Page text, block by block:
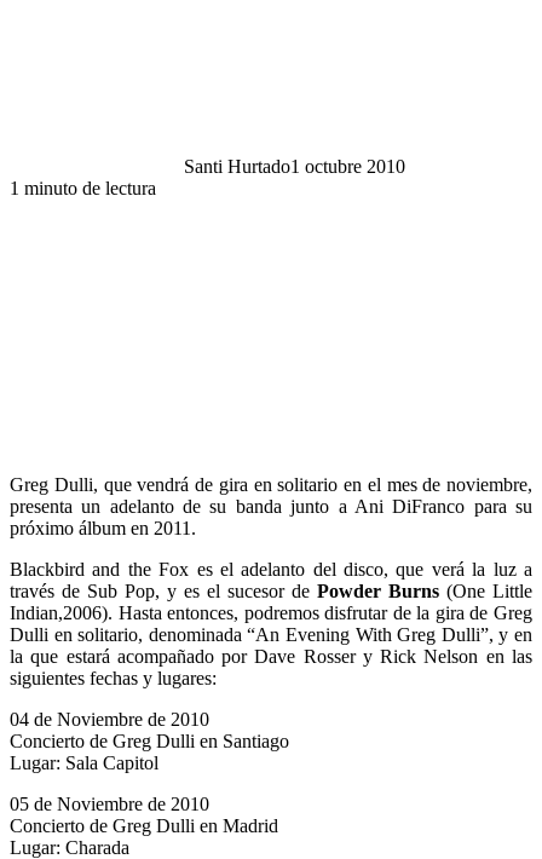
Santi Hurtado1 octubre 2010
1 minuto de lectura
Greg Dulli, que vendrá de gira en solitario en el mes de noviembre,
presenta un adelanto de su banda junto a Ani DiFranco para su
próximo álbum en 2011.
Blackbird and the Fox es el adelanto del disco, que verá la luz a
través de Sub Pop, y es el sucesor de Powder Burns (One Little
Indian,2006). Hasta entonces, podremos disfrutar de la gira de Greg
Dulli en solitario, denominada “An Evening With Greg Dulli”, y en
la que estará acompañado por Dave Rosser y Rick Nelson en las
siguientes fechas y lugares:
04 de Noviembre de 2010
Concierto de Greg Dulli en Santiago
Lugar: Sala Capitol
05 de Noviembre de 2010
Concierto de Greg Dulli en Madrid
Lugar: Charada